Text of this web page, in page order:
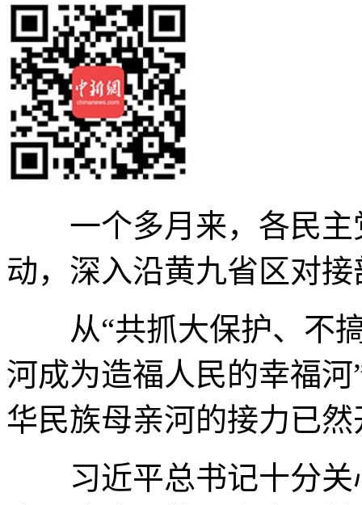
一个多月来，各民
动，深入沿黄九省区对接
从“共抓大保护、不
河成为造福人民的幸福
华民族母亲河的接力已然
习近平总书记十分